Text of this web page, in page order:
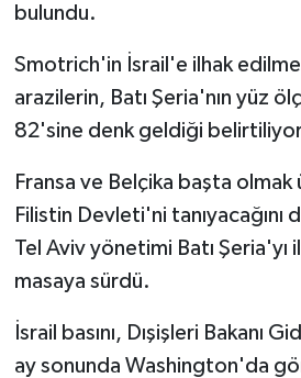
bulundu.
Smotrich'in İsrail'e ilhak
arazilerin, Batı Şeria'nın yüz
82'sine denk geldiği
Fransa ve Belçika başta olmak
Filistin Devleti'ni tanıyacağını
Tel Aviv yönetimi Batı Şeria'yı
masaya sürdü.
İsrail basını, Dışişleri Bakanı
ay sonunda Washington'da